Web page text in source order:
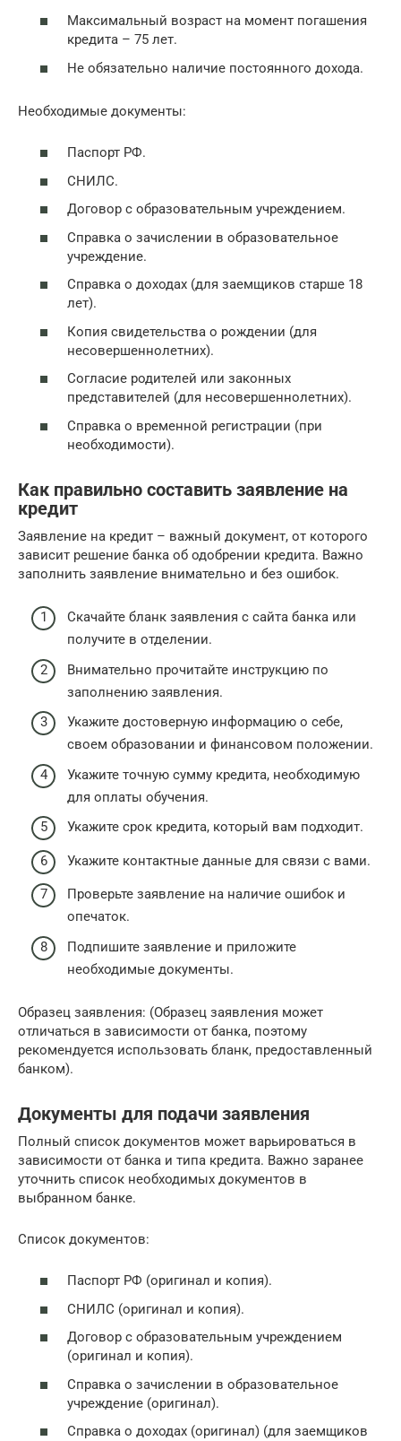
Максимальный возраст на момент погашения
кредита – 75 лет.
Не обязательно наличие постоянного дохода.
Необходимые документы:
Паспорт РФ.
СНИЛС.
Договор с образовательным учреждением.
Справка о зачислении в образовательное
учреждение.
Справка о доходах (для заемщиков старше 18
лет).
Копия свидетельства о рождении (для
несовершеннолетних).
Согласие родителей или законных
представителей (для несовершеннолетних).
Справка о временной регистрации (при
необходимости).
Как правильно составить заявление на
кредит
Заявление на кредит – важный документ, от которого
зависит решение банка об одобрении кредита. Важно
заполнить заявление внимательно и без ошибок.
Скачайте бланк заявления с сайта банка или
получите в отделении.
Внимательно прочитайте инструкцию по
заполнению заявления.
Укажите достоверную информацию о себе,
своем образовании и финансовом положении.
Укажите точную сумму кредита, необходимую
для оплаты обучения.
Укажите срок кредита, который вам подходит.
Укажите контактные данные для связи с вами.
Проверьте заявление на наличие ошибок и
опечаток.
Подпишите заявление и приложите
необходимые документы.
Образец заявления: (Образец заявления может
отличаться в зависимости от банка, поэтому
рекомендуется использовать бланк, предоставленный
банком).
Документы для подачи заявления
Полный список документов может варьироваться в
зависимости от банка и типа кредита. Важно заранее
уточнить список необходимых документов в
выбранном банке.
Список документов:
Паспорт РФ (оригинал и копия).
СНИЛС (оригинал и копия).
Договор с образовательным учреждением
(оригинал и копия).
Справка о зачислении в образовательное
учреждение (оригинал).
Справка о доходах (оригинал) (для заемщиков